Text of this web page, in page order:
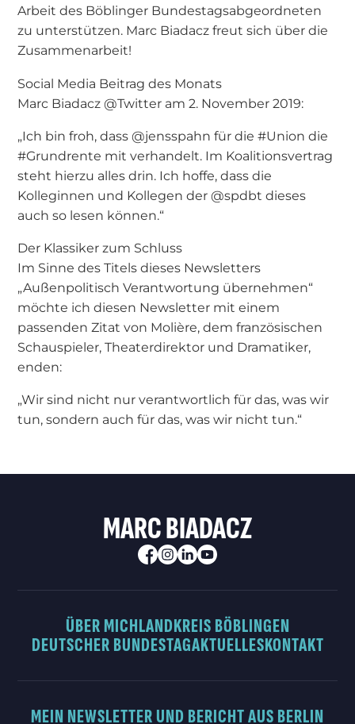
Arbeit des Böblinger Bundestagsabgeordneten
zu unterstützen. Marc Biadacz freut sich über die
Zusammenarbeit!
Social Media Beitrag des Monats
Marc Biadacz @Twitter am 2. November 2019:
„Ich bin froh, dass @jensspahn für die #Union die
#Grundrente mit verhandelt. Im Koalitionsvertrag
steht hierzu alles drin. Ich hoffe, dass die
Kolleginnen und Kollegen der @spdbt dieses
auch so lesen können.“
Der Klassiker zum Schluss
Im Sinne des Titels dieses Newsletters
„Außenpolitisch Verantwortung übernehmen“
möchte ich diesen Newsletter mit einem
passenden Zitat von Molière, dem französischen
Schauspieler, Theaterdirektor und Dramatiker,
enden:
„Wir sind nicht nur verantwortlich für das, was wir
tun, sondern auch für das, was wir nicht tun.“
MARC BIADACZ
ÜBER MICHLANDKREIS BÖBLINGEN
DEUTSCHER BUNDESTAGAKTUELLESKONTAKT
MEIN NEWSLETTER UND BERICHT AUS BERLIN